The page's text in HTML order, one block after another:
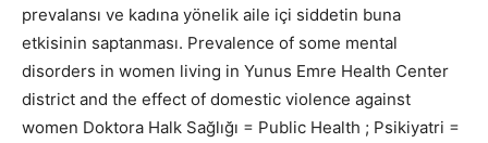
prevalansı ve kadına yönelik aile içi siddetin buna
etkisinin saptanması. Prevalence of some mental
disorders in women living in Yunus Emre Health Center
district and the effect of domestic violence against
women Doktora Halk Sağlığı = Public Health ; Psikiyatri =